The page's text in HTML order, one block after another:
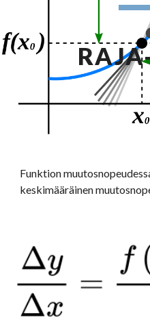
Funktion
keskimääräinen